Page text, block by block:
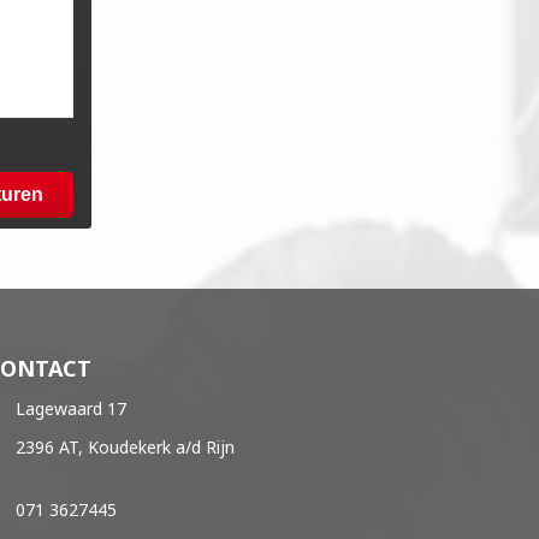
Lagewaard 17
2396 AT, Koudekerk a/d Rijn
071 3627445